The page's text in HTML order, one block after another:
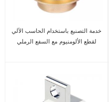
خدمة التصنيع باستخدام الحاسب الآلي
لقطع الألومنيوم مع السفع الرملي